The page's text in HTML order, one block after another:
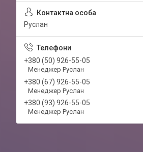
Руслан
+380 (50) 926-55-05
Менеджер Руслан
+380 (67) 926-55-05
Менеджер Руслан
+380 (93) 926-55-05
Менеджер Руслан